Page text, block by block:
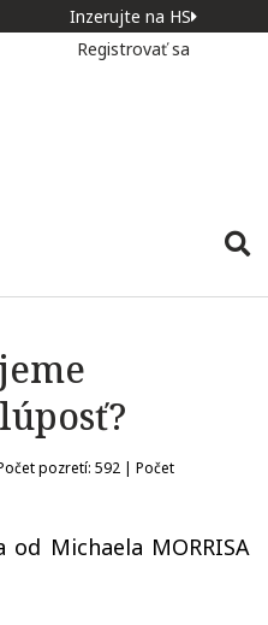
Inzerujte na HS
Registrovať sa
pozretí: 592 | Počet
Michaela MORRISA